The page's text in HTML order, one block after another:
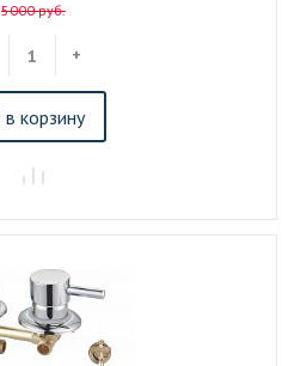
5000 руб.
+
в корзину